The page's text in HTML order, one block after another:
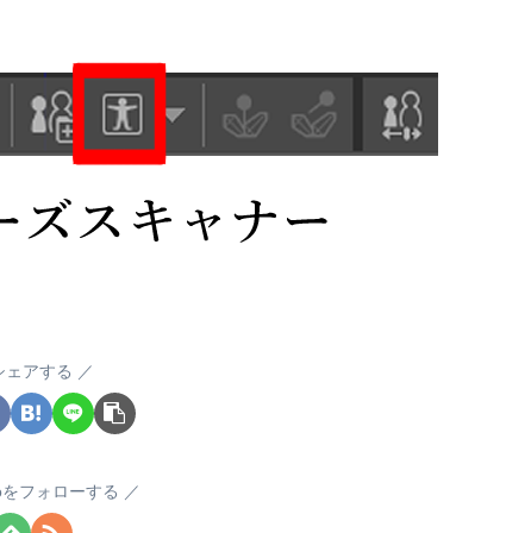
ェアする
フォローする